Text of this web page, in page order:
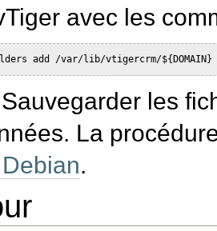
avec les
add /var/lib/vtigercrm/${DOMAIN}
Sauvegarder les
La
.